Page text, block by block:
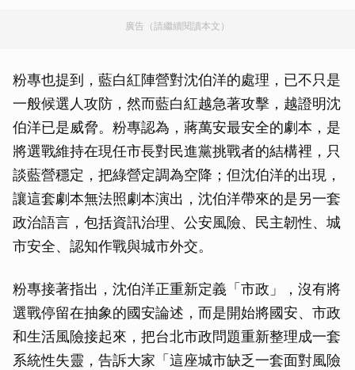
廣告（請繼續閱讀本文）
粉專也提到，藍白紅陣營對沈伯洋的處理，已不只是
一般候選人攻防，然而藍白紅越急著攻擊，越證明沈
伯洋已是威脅。粉專認為，蔣萬安最安全的劇本，是
將選戰維持在現任市長對民進黨挑戰者的結構裡，只
談藍營穩定，把綠營定調為空降；但沈伯洋的出現，
讓這套劇本無法照劇本演出，沈伯洋帶來的是另一套
政治語言，包括資訊治理、公安風險、民主韌性、城
市安全、認知作戰與城市外交。
粉專接著指出，沈伯洋正重新定義「市政」，沒有將
選戰停留在抽象的國安論述，而是開始將國安、市政
和生活風險接起來，把台北市政問題重新整理成一套
系統性失靈，告訴大家「這座城市缺乏一套面對風險